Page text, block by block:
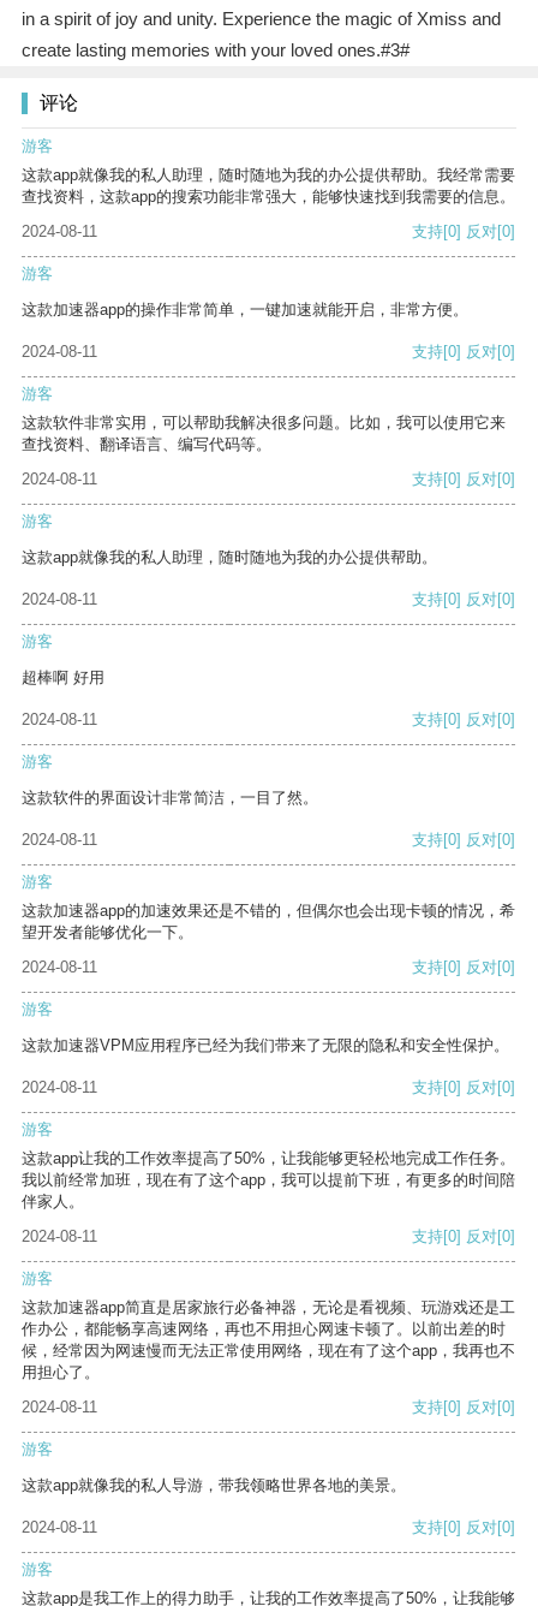
in a spirit of joy and unity. Experience the magic of Xmiss and
create lasting memories with your loved ones.#3#
评论
游客
这款app就像我的私人助理，随时随地为我的办公提供帮助。我经常需要
查找资料，这款app的搜索功能非常强大，能够快速找到我需要的信息。
2024-08-11
支持[0] 反对[0]
游客
这款加速器app的操作非常简单，一键加速就能开启，非常方便。
2024-08-11 支持[0] 反对[0]
游客
这款软件非常实用，可以帮助我解决很多问题。比如，我可以使用它来
查找资料、翻译语言、编写代码等。
2024-08-11
支持[0] 反对[0]
游客
这款app就像我的私人助理，随时随地为我的办公提供帮助。
2024-08-11 支持[0] 反对[0]
游客
超棒啊 好用
2024-08-11 支持[0] 反对[0]
游客
这款软件的界面设计非常简洁，一目了然。
2024-08-11 支持[0] 反对[0]
游客
这款加速器app的加速效果还是不错的，但偶尔也会出现卡顿的情况，希
望开发者能够优化一下。
2024-08-11
支持[0] 反对[0]
游客
这款加速器VPM应用程序已经为我们带来了无限的隐私和安全性保护。
2024-08-11 支持[0] 反对[0]
游客
这款app让我的工作效率提高了50%，让我能够更轻松地完成工作任务。
我以前经常加班，现在有了这个app，我可以提前下班，有更多的时间陪
伴家人。
2024-08-11
支持[0] 反对[0]
游客
这款加速器app简直是居家旅行必备神器，无论是看视频、玩游戏还是工
作办公，都能畅享高速网络，再也不用担心网速卡顿了。以前出差的时
候，经常因为网速慢而无法正常使用网络，现在有了这个app，我再也不
用担心了。
2024-08-11
支持[0] 反对[0]
游客
这款app就像我的私人导游，带我领略世界各地的美景。
2024-08-11 支持[0] 反对[0]
游客
这款app是我工作上的得力助手，让我的工作效率提高了50%，让我能够